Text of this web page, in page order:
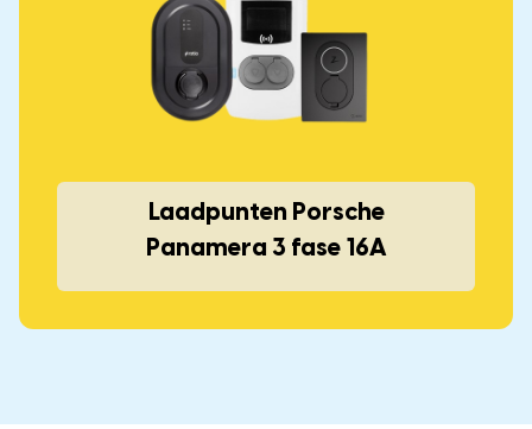
Laadpunten Porsche
Panamera 3 fase 16A